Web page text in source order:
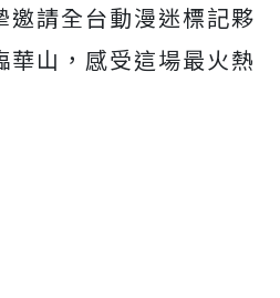
邀請全台動漫迷標記夥
山，感受這場最火熱